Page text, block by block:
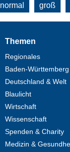
normal groß
Themen
Regionales
Baden-Württemberg
Deutschland & Welt
Blaulicht
Wirtschaft
Wissenschaft
Spenden & Charity
Medizin &